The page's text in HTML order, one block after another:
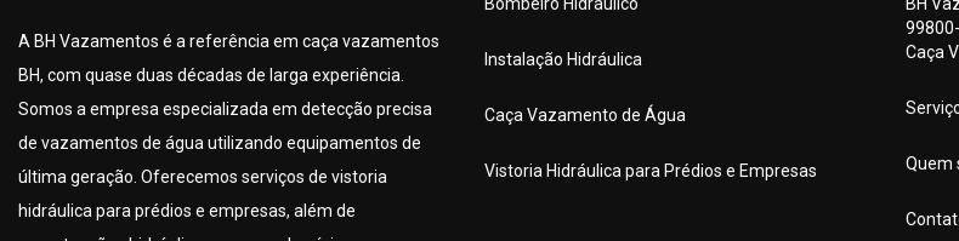
A BH Vazamentos é a referência em caça vazamentos
BH, com quase duas décadas de larga experiência.
Somos a empresa especializada em detecção precisa
de vazamentos de água utilizando equipamentos de
última geração. Oferecemos serviços de vistoria
hidráulica para prédios e empresas, além de
Bombeiro Hidráulico
Instalação Hidráulica
Caça Vazamento de Água
Vistoria Hidráulica para Prédios e Empresas
BH
Caça
Quem